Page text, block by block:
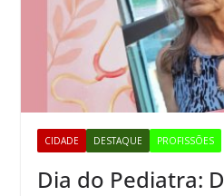
CIDADE DESTAQUE PROFISSÕES
Dia do Pediatra: